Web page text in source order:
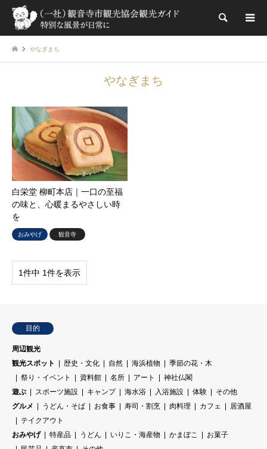
検索
やなぎまち
やなぎまち
白栄堂 柳町本店｜一口の至福
の味と、心暖まるやさしい時
を
おみやげ 観音寺
1件中 1件を表示
目的
周辺観光
観光スポット
歴史・文化 自然 海浜植物
季節の花・木
祭り・イベント
資料館 名所 アート
神社仏閣
遊ぶ
スポーツ施設 キャンプ 海水浴 入浴施設 体験
その他
グルメ
うどん・そば お食事 寿司・割烹 肉料理 カフェ
居酒屋
テイクアウト
おみやげ
特産品 うどん いりこ・海産物 かまぼこ
お菓子